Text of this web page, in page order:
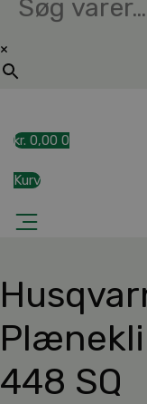
×
kr. 0,00 0
Kurv
448 SQ